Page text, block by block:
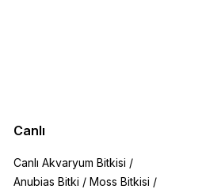
Canlı
Canlı Akvaryum Bitkisi /
Anubias Bitki /Moss Bitkisi /